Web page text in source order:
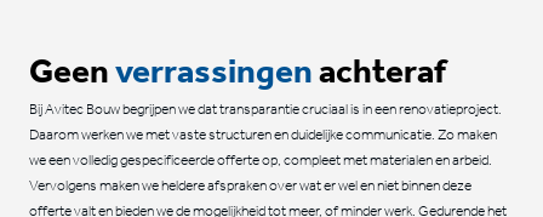
Geenverrassingenachteraf
Bij Avitec Bouw begrijpen we dat transparantie cruciaal is in een renovatieproject.
Daarom werken we met vaste structuren en duidelijke communicatie. Zo maken
we een volledig gespecificeerde offerte op, compleet met materialen en arbeid.
Vervolgens maken we heldere afspraken over wat er wel en niet binnen deze
offerte valt en bieden we de mogelijkheid tot meer, of minder werk. Gedurende het